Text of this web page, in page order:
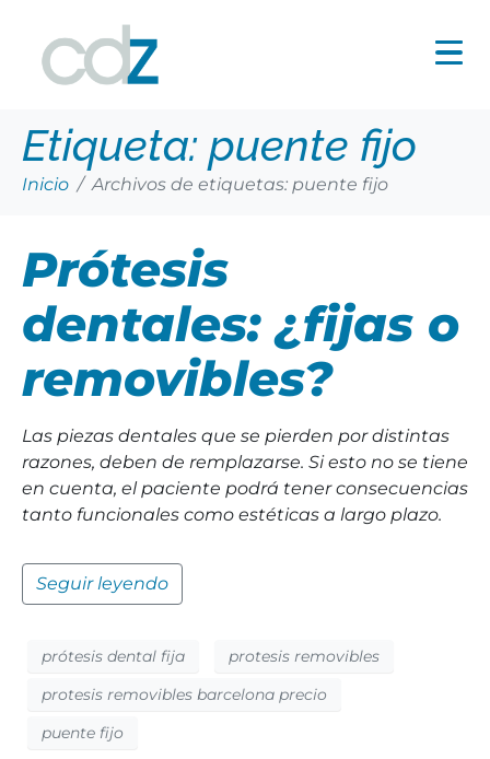
Etiqueta: puente fijo
Inicio Archivos de etiquetas: puente fijo
Prótesis
dentales: ¿fijas o
removibles?
Las piezas dentales que se pierden por distintas
razones, deben de remplazarse. Si esto no se tiene
en cuenta, el paciente podrá tener consecuencias
tanto funcionales como estéticas a largo plazo.
Seguir leyendo
prótesis dental fija
protesis removibles
protesis removibles barcelona precio
puente fijo